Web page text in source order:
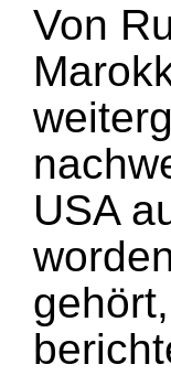
Von
USA